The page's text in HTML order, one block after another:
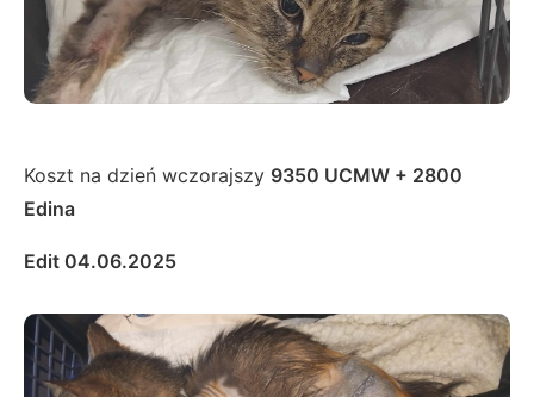
Koszt na dzień wczorajszy 9350 UCMW + 2800
Edina
Edit 04.06.2025